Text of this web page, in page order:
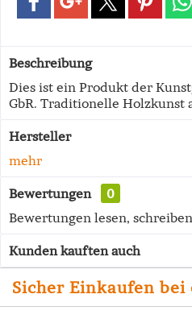
Beschreibung
Dies ist ein Produkt der
GbR. Traditionelle Holzkunst
Hersteller
mehr
Bewertungen
0
Bewertungen lesen,
Kunden kauften auch
Sicher Einkaufen bei